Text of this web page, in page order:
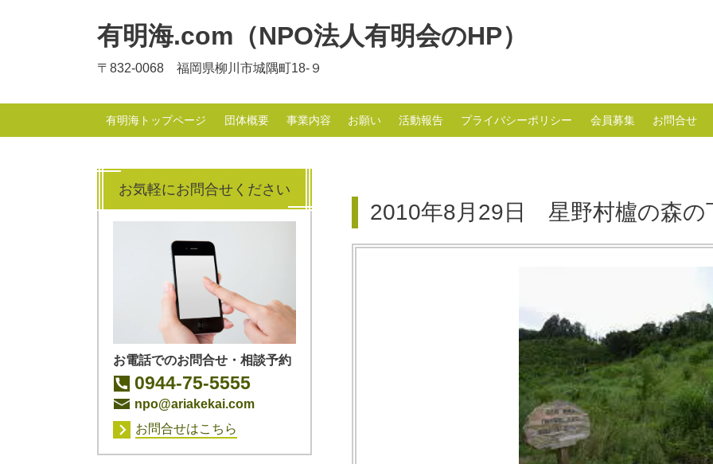
有明海.com（NPO法人有明会のHP）
〒832-0068 福岡県柳川市城隅町18-９
有明海トップページ 団体概要 事業内容 お願い 活動報告 プライバシーポリシー 会員募集 お問合せ
2010年8月29日 星野村櫨の森の
お気軽にお問合せください
お電話でのお問合せ・相談予約
0944-75-5555
npo@ariakekai.com
お問合せはこちら